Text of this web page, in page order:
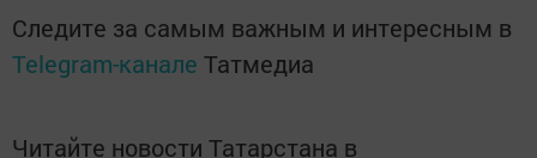
Следите за самым важным и интересным в
Telegram-канале Татмедиа
Читайте новости Татарстана в